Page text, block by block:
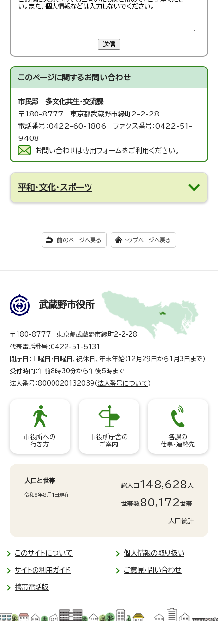
送信
このページに関するお問い合わせ
市民部 多文化共生・交流課
〒180-8777 東京都武蔵野市緑町2-2-28
電話番号：0422-60-1806 ファクス番号：0422-51-
9408
お問い合わせは専用フォームをご利用ください。
平和・文化・スポーツ
前のページへ戻る トップページへ戻る
武蔵野市役所
〒180-8777 東京都武蔵野市緑町2-2-28
代表電話番号：0422-51-5131
閉庁日：土曜日・日曜日、祝休日、年末年始（12月29日から1月3日まで）
受付時間：午前8時30分から午後5時まで
法人番号：8000020132039（ 法人番号について ）
市役所への
行き方
市役所庁舎の
ご案内
各課の
仕事・連絡先
人口と世帯
令和8年8月1日現在
総人口 148,628 人
世帯数80,172世帯
人口統計
このサイトについて 個人情報の取り扱い
サイトの利用ガイド ご意見・問い合わせ
携帯電話版